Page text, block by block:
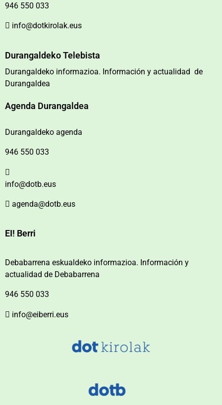
946 550 033
info@dotkirolak.eus
Durangaldeko Telebista
Durangaldeko informazioa. Información y actualidad de
Durangaldea
Agenda Durangaldea
Durangaldeko agenda
946 550 033
info@dotb.eus
agenda@dotb.eus
EI! Berri
Debabarrena eskualdeko informazioa. Información y
actualidad de Debabarrena
946 550 033
info@eiberri.eus